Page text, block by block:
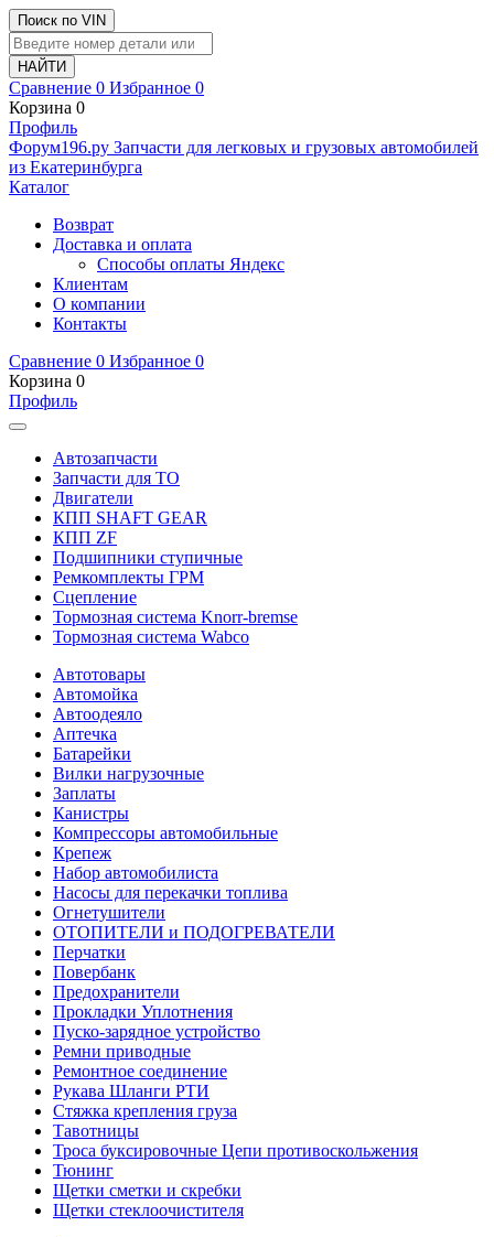
Поиск по VIN
Сравнение 0 Избранное 0
Корзина 0
Профиль
Фoрум196.ру Запчасти для легковых и грузовых автомобилей
из Екатеринбурга
Каталог
Возврат
Доставка и оплата
Способы оплаты Яндекс
Клиентам
О компании
Контакты
Сравнение 0 Избранное 0
Корзина 0
Профиль
Автозапчасти
Запчасти для ТО
Двигатели
КПП SHAFT GEAR
КПП ZF
Подшипники ступичные
Ремкомплекты ГРМ
Сцепление
Тормозная система Knorr-bremse
Тормозная система Wabco
Автотовары
Автомойка
Автоодеяло
Аптечка
Батарейки
Вилки нагрузочные
Заплаты
Канистры
Компрессоры автомобильные
Крепеж
Набор автомобилиста
Насосы для перекачки топлива
Огнетушители
ОТОПИТЕЛИ и ПОДОГРЕВАТЕЛИ
Перчатки
Повербанк
Предохранители
Прокладки Уплотнения
Пуско-зарядное устройство
Ремни приводные
Ремонтное соединение
Рукава Шланги РТИ
Стяжка крепления груза
Тавотницы
Троса буксировочные Цепи противоскольжения
Тюнинг
Щетки сметки и скребки
Щетки стеклоочистителя